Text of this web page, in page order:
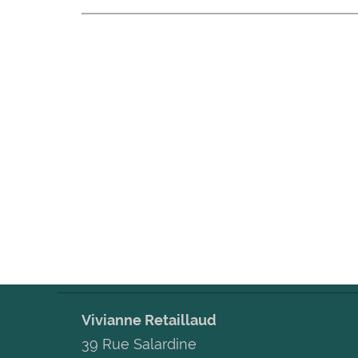
Vivianne Retaillaud
39 Rue Salardine